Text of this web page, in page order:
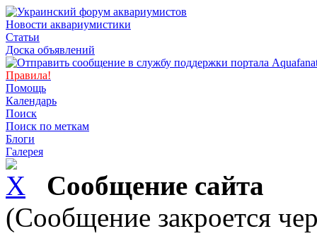
Новости аквариумистики
Статьи
Доска объявлений
Правила!
Помощь
Календарь
Поиск
Поиск по меткам
Блоги
Галерея
Сообщение сайта
(Сообщение закроется